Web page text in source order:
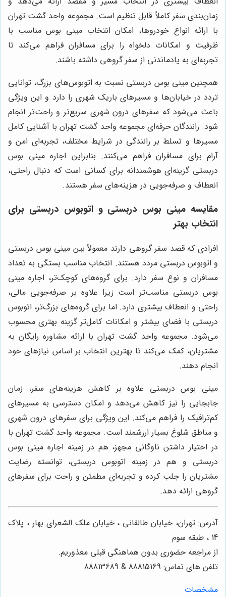
زمان‌بندی سفر کاملاً قابل تنظیم است. مجموعه واحد گشت تهران
با ارائه انواع خودروها، امکان انتخاب مینی بوس مناسب با
ظرفیت و امکانات دلخواه را برای مسافران فراهم می‌کند تا
تجربه‌ای به یادماندنی از سفر گروهی داشته باشند.
همچنین مینی بوس دربستی نسبت به اتوبوس‌های بزرگ، توانایی
تردد در خیابان‌ها و مسیرهای باریک شهری را دارد و این ویژگی
باعث می‌شود که سفرهای درون شهری سریع‌تر و راحت‌تر انجام
شود. رانندگان حرفه‌ای مجموعه واحد گشت تهران با آشنایی کامل
مسیرها و تسلط بر رانندگی در شرایط مختلف، تجربه‌ای امن و
آرام برای مسافران فراهم می‌کنند. بنابراین اجاره مینی بوس
دربستی گزینه‌ای هوشمندانه برای کسانی است که دنبال راحتی،
انعطاف و صرفه‌جویی در هزینه‌های سفر هستند.
مقایسه مینی بوس دربستی و اتوبوس دربستی برای
انتخاب بهتر
افرادی که قصد سفر گروهی دارند معمولاً بین مینی بوس دربستی
و اتوبوس دربستی مردد هستند. انتخاب مناسب بستگی به تعداد
مسافران و نوع سفر دارد. برای گروه‌های کوچک‌تر، اجاره مینی
بوس دربستی مناسب‌تر است زیرا علاوه بر صرفه‌جویی مالی،
راحتی و انعطاف بیشتری دارد. اما برای گروه‌های بزرگ‌تر، اتوبوس
دربستی با فضای بیشتر و امکانات کامل‌تر گزینه بهتری محسوب
می‌شود. مجموعه واحد گشت تهران با ارائه مشاوره رایگان به
مشتریان، کمک می‌کند تا بهترین انتخاب بر اساس نیازهای خود
انجام دهند.
مینی بوس دربستی علاوه بر کاهش هزینه‌های سفر، زمان
جابجایی را نیز کاهش می‌دهد و امکان دسترسی به مسیرهای
کم‌ترافیک را فراهم می‌کند. این ویژگی برای سفرهای درون شهری
و مناطق شلوغ بسیار ارزشمند است. مجموعه واحد گشت تهران با
در اختیار داشتن ناوگانی مجهز، هم در زمینه اجاره مینی بوس
دربستی و هم در زمینه اتوبوس دربستی، توانسته رضایت
مشتریان را جلب کرده و تجربه‌ای مطمئن و راحت برای سفرهای
گروهی ارائه دهد.
آدرس: تهران، خیابان طالقانی ، خیابان ملک الشعرای بهار ، پلاک
14 ، طبقه سوم
از مراجعه حضوری بدون هماهنگی قبلی معذوریم.
تلفن های تماس: 88815169 & 88813689
مشخصات